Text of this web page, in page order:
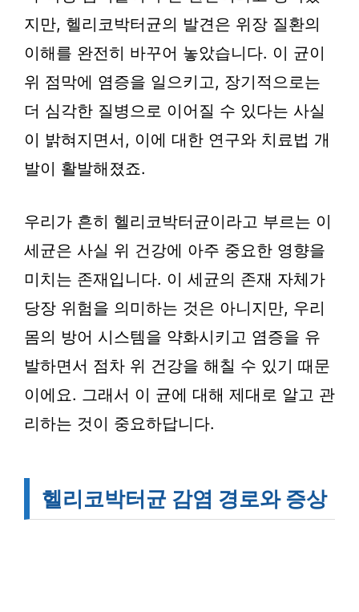
지만, 헬리코박터균의 발견은 위장 질환의
이해를 완전히 바꾸어 놓았습니다. 이 균이
위 점막에 염증을 일으키고, 장기적으로는
더 심각한 질병으로 이어질 수 있다는 사실
이 밝혀지면서, 이에 대한 연구와 치료법 개
발이 활발해졌죠.
우리가 흔히 헬리코박터균이라고 부르는 이
세균은 사실 위 건강에 아주 중요한 영향을
미치는 존재입니다. 이 세균의 존재 자체가
당장 위험을 의미하는 것은 아니지만, 우리
몸의 방어 시스템을 약화시키고 염증을 유
발하면서 점차 위 건강을 해칠 수 있기 때문
이에요. 그래서 이 균에 대해 제대로 알고 관
리하는 것이 중요하답니다.
헬리코박터균 감염 경로와 증상